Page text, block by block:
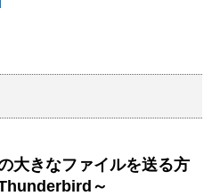
大きなファイルを送る方
～